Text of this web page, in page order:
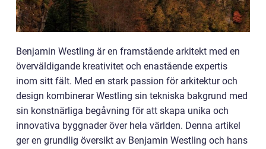
Benjamin Westling är en framstående arkitekt med en
överväldigande kreativitet och enastående expertis
inom sitt fält. Med en stark passion för arkitektur och
design kombinerar Westling sin tekniska bakgrund med
sin konstnärliga begåvning för att skapa unika och
innovativa byggnader över hela världen. Denna artikel
ger en grundlig översikt av Benjamin Westling och hans